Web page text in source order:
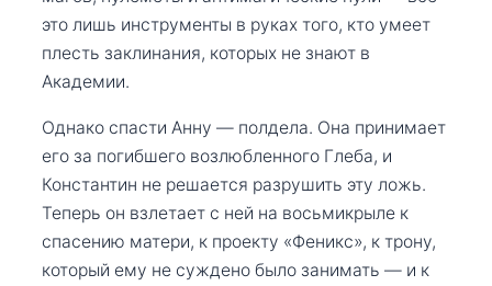
это лишь инструменты в руках того, кто умеет
плесть заклинания, которых не знают в
Академии.
Однако спасти Анну — полдела. Она принимает
его за погибшего возлюбленного Глеба, и
Константин не решается разрушить эту ложь.
Теперь он взлетает с ней на восьмикрыле к
спасению матери, к проекту «Феникс», к трону,
который ему не суждено было занимать — и к